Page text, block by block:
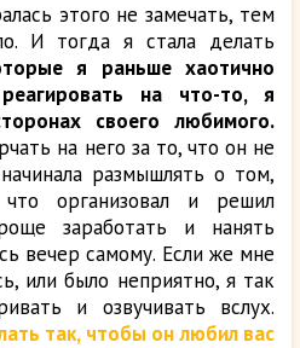
этого не замечать, тем
И тогда я стала делать
я раньше хаотично
на что-то, я
своего любимого.
на него за то, что он не
размышлять о том,
организовал и решил
заработать и нанять
вечер самому. Если же мне
или было неприятно, я так
и озвучивать вслух.
так, чтобы он любил вас